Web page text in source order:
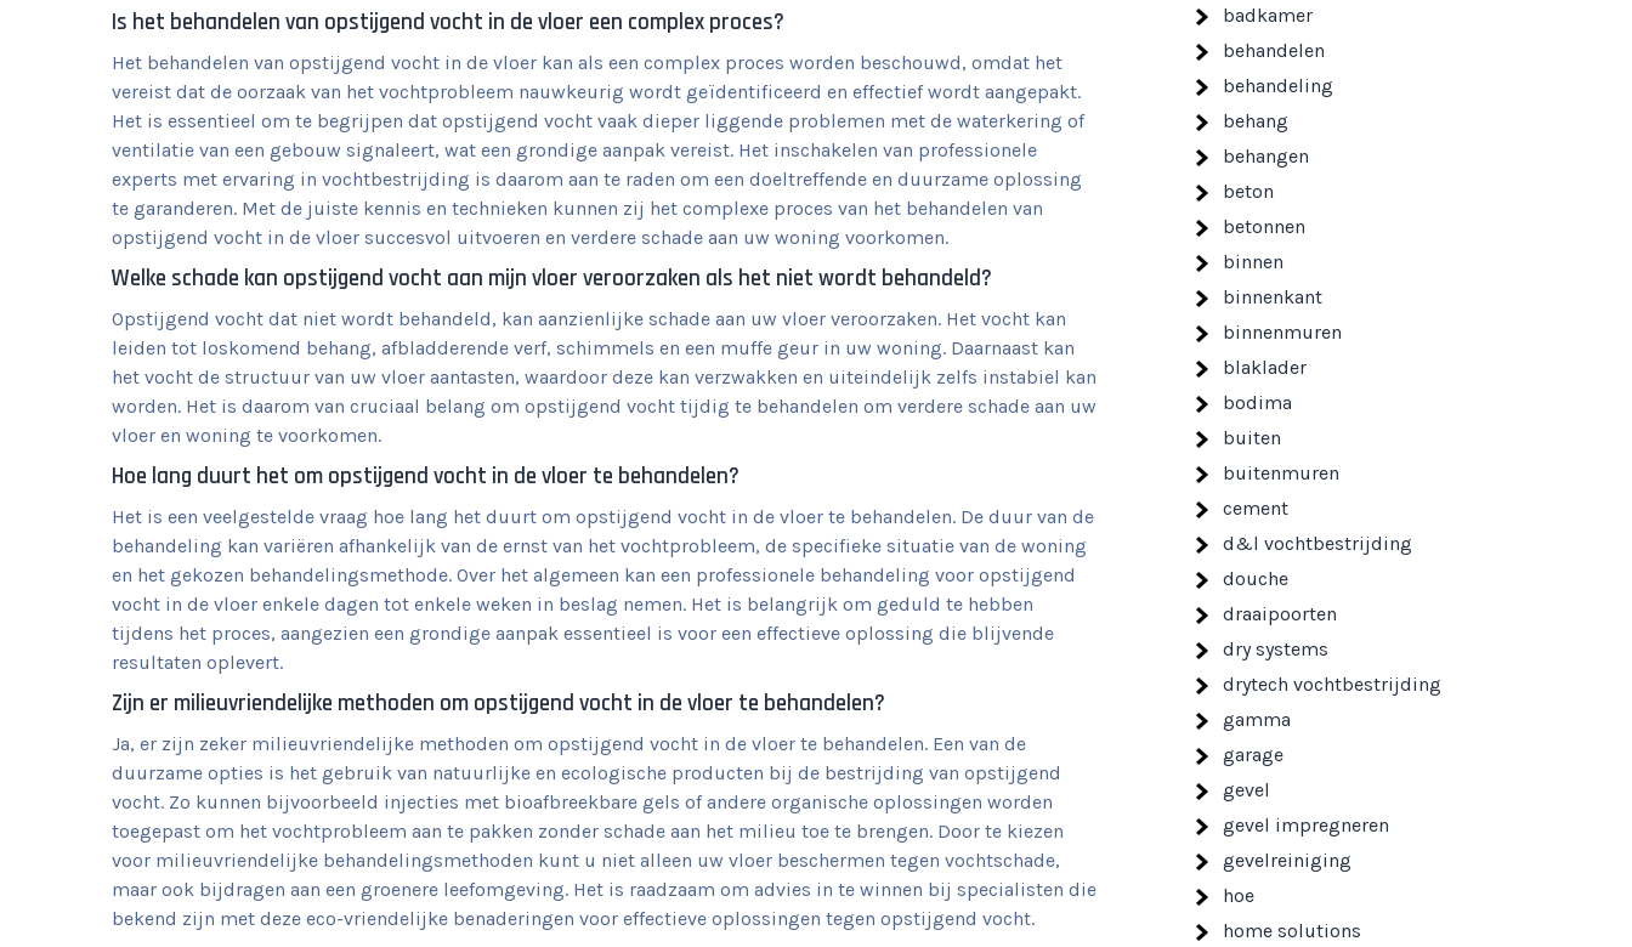
Is het behandelen van opstijgend vocht in de vloer een complex proces?
Het behandelen van opstijgend vocht in de vloer kan als een complex proces worden beschouwd, omdat het
vereist dat de oorzaak van het vochtprobleem nauwkeurig wordt geïdentificeerd en effectief wordt aangepakt.
Het is essentieel om te begrijpen dat opstijgend vocht vaak dieper liggende problemen met de waterkering of
ventilatie van een gebouw signaleert, wat een grondige aanpak vereist. Het inschakelen van professionele
experts met ervaring in vochtbestrijding is daarom aan te raden om een doeltreffende en duurzame oplossing
te garanderen. Met de juiste kennis en technieken kunnen zij het complexe proces van het behandelen van
opstijgend vocht in de vloer succesvol uitvoeren en verdere schade aan uw woning voorkomen.
Welke schade kan opstijgend vocht aan mijn vloer veroorzaken als het niet wordt behandeld?
Opstijgend vocht dat niet wordt behandeld, kan aanzienlijke schade aan uw vloer veroorzaken. Het vocht kan
leiden tot loskomend behang, afbladderende verf, schimmels en een muffe geur in uw woning. Daarnaast kan
het vocht de structuur van uw vloer aantasten, waardoor deze kan verzwakken en uiteindelijk zelfs instabiel kan
worden. Het is daarom van cruciaal belang om opstijgend vocht tijdig te behandelen om verdere schade aan uw
vloer en woning te voorkomen.
Hoe lang duurt het om opstijgend vocht in de vloer te behandelen?
Het is een veelgestelde vraag hoe lang het duurt om opstijgend vocht in de vloer te behandelen. De duur van de
behandeling kan variëren afhankelijk van de ernst van het vochtprobleem, de specifieke situatie van de woning
en het gekozen behandelingsmethode. Over het algemeen kan een professionele behandeling voor opstijgend
vocht in de vloer enkele dagen tot enkele weken in beslag nemen. Het is belangrijk om geduld te hebben
tijdens het proces, aangezien een grondige aanpak essentieel is voor een effectieve oplossing die blijvende
resultaten oplevert.
Zijn er milieuvriendelijke methoden om opstijgend vocht in de vloer te behandelen?
Ja, er zijn zeker milieuvriendelijke methoden om opstijgend vocht in de vloer te behandelen. Een van de
duurzame opties is het gebruik van natuurlijke en ecologische producten bij de bestrijding van opstijgend
vocht. Zo kunnen bijvoorbeeld injecties met bioafbreekbare gels of andere organische oplossingen worden
toegepast om het vochtprobleem aan te pakken zonder schade aan het milieu toe te brengen. Door te kiezen
voor milieuvriendelijke behandelingsmethoden kunt u niet alleen uw vloer beschermen tegen vochtschade,
maar ook bijdragen aan een groenere leefomgeving. Het is raadzaam om advies in te winnen bij specialisten die
bekend zijn met deze eco-vriendelijke benaderingen voor effectieve oplossingen tegen opstijgend vocht.
badkamer
behandelen
behandeling
behang
behangen
beton
betonnen
binnen
binnenkant
binnenmuren
blaklader
bodima
buiten
buitenmuren
cement
d&l vochtbestrijding
douche
draaipoorten
dry systems
drytech vochtbestrijding
gamma
garage
gevel
gevel impregneren
gevelreiniging
hoe
home solutions